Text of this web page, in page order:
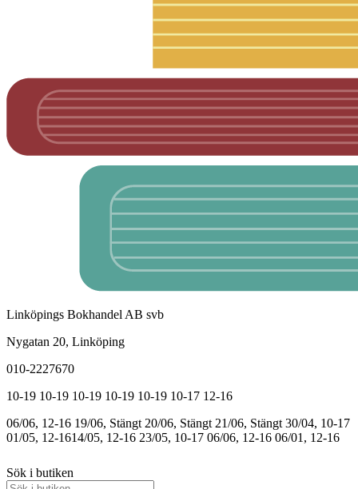
Linköpings Bokhandel AB svb
Nygatan 20, Linköping
010-2227670
10-19 10-19 10-19 10-19 10-19 10-17 12-16
06/06, 12-16 19/06, Stängt 20/06, Stängt 21/06, Stängt 30/04, 10-17
01/05, 12-1614/05, 12-16 23/05, 10-17 06/06, 12-16 06/01, 12-16
Sök i butiken